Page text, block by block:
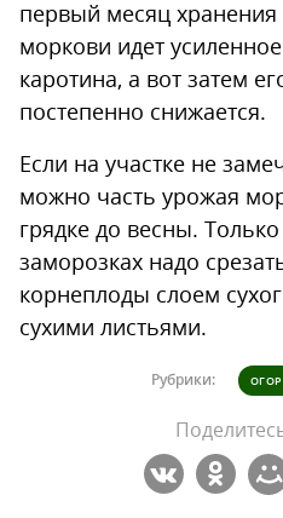
первый месяц хранения
моркови идет
каротина, а вот затем
постепенно снижается.
Если на участке не
можно часть урожая
грядке до весны.
заморозках надо
корнеплоды слоем
сухими листьями.
Рубрики: